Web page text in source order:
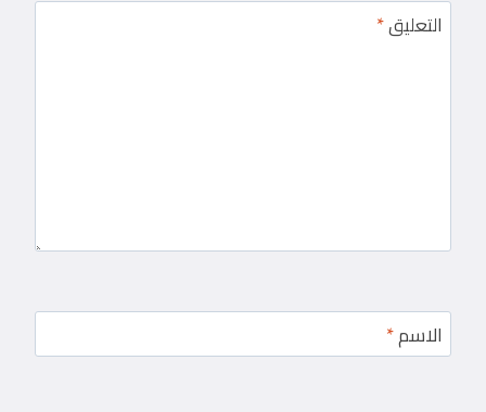
التعليق*
الاسم*